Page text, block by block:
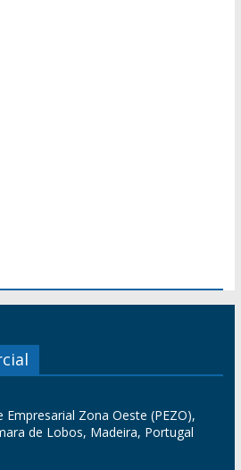
Empresarial Zona Oeste (PEZO),
de Lobos, Madeira, Portugal